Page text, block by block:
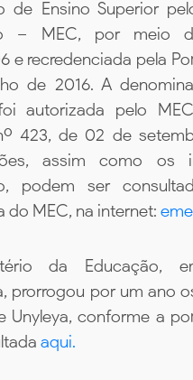
de Ensino Superior
– MEC, por meio
e recredenciada pela
de 2016. A
autorizada pelo
423, de 02 de
assim como os
podem ser
do MEC, na internet:
da Educação,
prorrogou por um ano
Unyleya, conforme a
aqui.